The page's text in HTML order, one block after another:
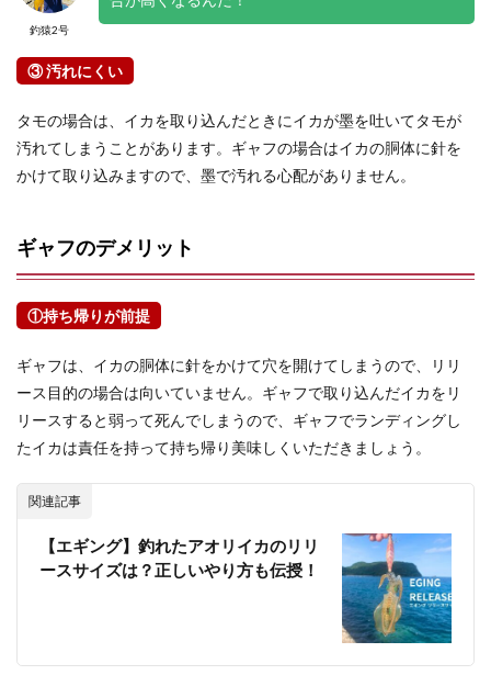
釣猿2号
③ 汚れにくい
タモの場合は、イカを取り込んだときにイカが墨を吐いてタモが
汚れてしまうことがあります。ギャフの場合はイカの胴体に針を
かけて取り込みますので、墨で汚れる心配がありません。
ギャフのデメリット
①持ち帰りが前提
ギャフは、イカの胴体に針をかけて穴を開けてしまうので、リリ
ース目的の場合は向いていません。ギャフで取り込んだイカをリ
リースすると弱って死んでしまうので、ギャフでランディングし
たイカは責任を持って持ち帰り美味しくいただきましょう。
関連記事
【エギング】釣れたアオリイカのリリ
ースサイズは？正しいやり方も伝授！